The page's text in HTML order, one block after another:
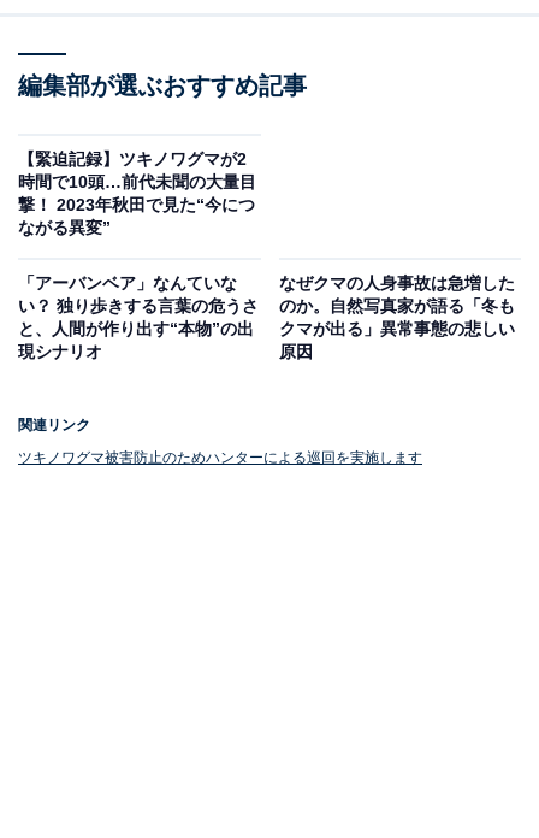
クマを発見した際の対応と安全確保
巡回は「TOKYOくまっぷ」などの出没状況を確認しなが
速やかに関係機関と連携するとともに、追い払いを実
施。また、クマが市街地などにとどまるような状況であ
編集部が選ぶおすすめ記事
【緊迫記録】ツキノワグマが2
時間で10頭…前代未聞の大量目
撃！ 2023年秋田で見た“今につ
ながる異変”
「アーバンベア」なんていな
い？ 独り歩きする言葉の危うさ
と、人間が作り出す“本物”の出
現シナリオ
なぜクマの人身事故は急増した
のか。自然写真家が語る「冬も
クマが出る」異常事態の悲しい
原因
関連リンク
ツキノワグマ被害防止のためハンターによる巡回を実施します